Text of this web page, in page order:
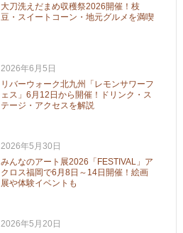
大刀洗えだまめ収穫祭2026開催！枝
豆・スイートコーン・地元グルメを満喫
2026年6月5日
リバーウォーク北九州「レモンサワーフ
ェス」6月12日から開催！ドリンク・ス
テージ・アクセスを解説
2026年5月30日
みんなのアート展2026「FESTIVAL」ア
クロス福岡で6月8日～14日開催！絵画
展や体験イベントも
2026年5月20日